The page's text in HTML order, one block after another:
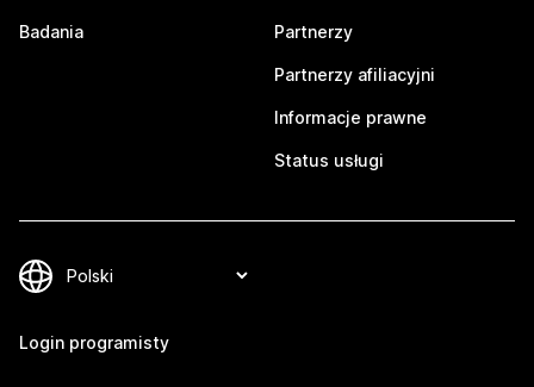
Badania Partnerzy
Partnerzy afiliacyjni
Informacje prawne
Status usługi
Login programisty